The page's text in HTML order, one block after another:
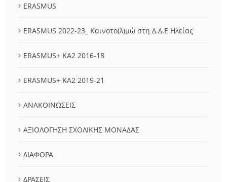
ERASMUS
ERASMUS 2022-23_ Καινοτο(λ)μώ στη Δ.Δ.Ε Ηλείας
ERASMUS+ KA2 2016-18
ERASMUS+ KA2 2019-21
ΑΝΑΚΟΙΝΩΣΕΙΣ
ΑΞΙΟΛΟΓΗΣΗ ΣΧΟΛΙΚΗΣ ΜΟΝΑΔΑΣ
ΔΙΑΦΟΡΑ
ΔΡΑΣΕΙΣ